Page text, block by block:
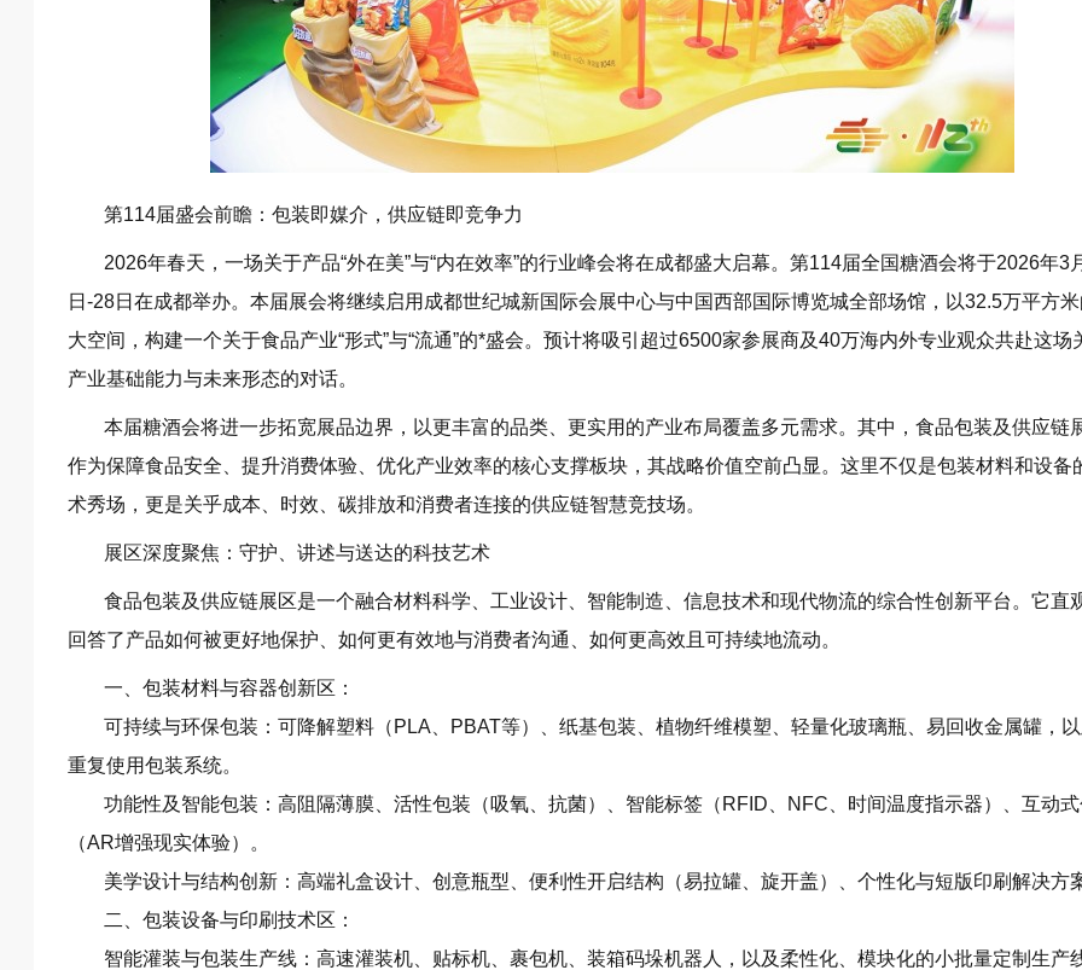
第114届盛会前瞻：包装即媒介，供应链即竞争力
2026年春天，一场关于产品“外在美”与“内在效率”的行业峰会将在成都盛大启幕。第114届全国糖酒会将于2026年3
日-28日在成都举办。本届展会将继续启用成都世纪城新国际会展中心与中国西部国际博览城全部场馆，以32.5万平方
大空间，构建一个关于食品产业“形式”与“流通”的*盛会。预计将吸引超过6500家参展商及40万海内外专业观众共赴这场
产业基础能力与未来形态的对话。
本届糖酒会将进一步拓宽展品边界，以更丰富的品类、更实用的产业布局覆盖多元需求。其中，食品包装及供应链
作为保障食品安全、提升消费体验、优化产业效率的核心支撑板块，其战略价值空前凸显。这里不仅是包装材料和设备
术秀场，更是关乎成本、时效、碳排放和消费者连接的供应链智慧竞技场。
展区深度聚焦：守护、讲述与送达的科技艺术
食品包装及供应链展区是一个融合材料科学、工业设计、智能制造、信息技术和现代物流的综合性创新平台。它直
回答了产品如何被更好地保护、如何更有效地与消费者沟通、如何更高效且可持续地流动。
一、包装材料与容器创新区：
可持续与环保包装：可降解塑料（PLA、PBAT等）、纸基包装、植物纤维模塑、轻量化玻璃瓶、易回收金属罐，
重复使用包装系统。
功能性及智能包装：高阻隔薄膜、活性包装（吸氧、抗菌）、智能标签（RFID、NFC、时间温度指示器）、互动
（AR增强现实体验）。
美学设计与结构创新：高端礼盒设计、创意瓶型、便利性开启结构（易拉罐、旋开盖）、个性化与短版印刷解决方
二、包装设备与印刷技术区：
智能灌装与包装生产线：高速灌装机、贴标机、裹包机、装箱码垛机器人，以及柔性化、模块化的小批量定制生产